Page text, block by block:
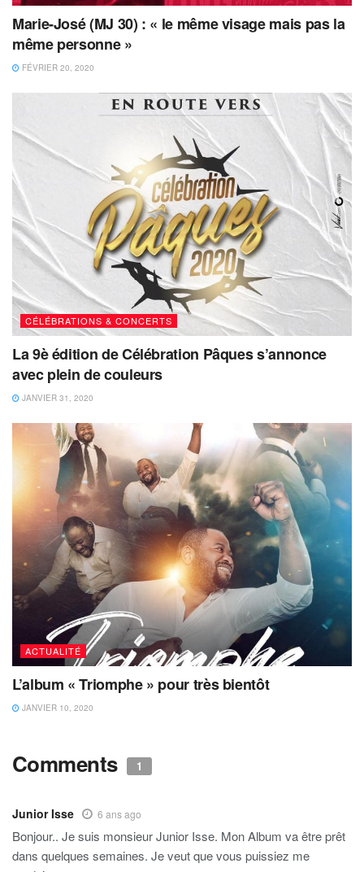
Marie-José (MJ 30) : « le même visage mais pas la
même personne »
FÉVRIER 20, 2020
CÉLÉBRATIONS & CONCERTS
La 9è édition de Célébration Pâques s’annonce
avec plein de couleurs
JANVIER 31, 2020
ACTUALITÉ
L’album « Triomphe » pour très bientôt
JANVIER 10, 2020
Comments 1
Junior Isse 6 ans ago
Bonjour.. Je suis monsieur Junior Isse. Mon Album va être prêt
dans quelques semaines. Je veut que vous puissiez me